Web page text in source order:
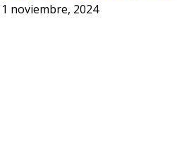
noviembre, 2024